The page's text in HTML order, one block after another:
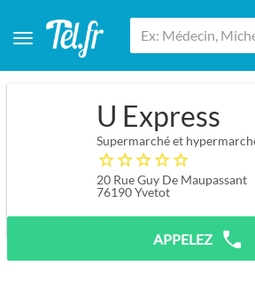
U Express
Supermarché et
20 Rue Guy De Maupassant
76190Yvetot
APPELEZ